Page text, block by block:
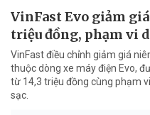
VinFast Evo giảm
triệu đồng, phạm vi
VinFast điều chỉnh giảm giá
thuộc dòng xe máy điện Evo,
từ 14,3 triệu đồng cùng phạm
sạc.